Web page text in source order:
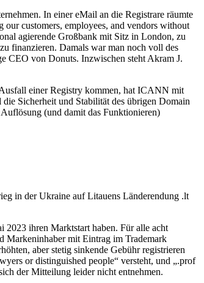
In einer eMail an die Registrare räumte
customers, employees, and vendors without
agierende Großbank mit Sitz in London, zu
finanzieren. Damals war man noch voll des
CEO von Donuts. Inzwischen steht Akram J.
einer Registry kommen, hat ICANN mit
Sicherheit und Stabilität des übrigen Domain
(und damit das Funktionieren)
in der Ukraine auf Litauens Länderendung .lt
2023 ihren Marktstart haben. Für alle acht
Markeninhaber mit Eintrag im Trademark
aber stetig sinkende Gebühr registrieren
or distinguished people“ versteht, und „.prof
der Mitteilung leider nicht entnehmen.